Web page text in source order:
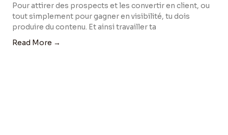
Pour attirer des prospects et les convertir en client, ou
tout simplement pour gagner en visibilité, tu dois
produire du contenu. Et ainsi travailler ta
Read More →